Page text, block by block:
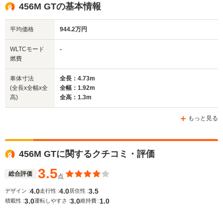
サイズ
(全長x全幅x全高)
WLTCモード
燃費
全高
1.3m
456M GTの基本情報
平均価格 944.2万円
WLTCモード
燃費
-
車体寸法
(全長x全幅x全
高)
全長：4.73m
全幅：1.92m
全高：1.3m
もっと見る
456M GTに関するクチコミ・評価
総合評価 3.5点
デザイン :4.0走行性 :4.0 居住性 :3.5
積載性 :3.0運転しやすさ :3.0維持費 :1.0